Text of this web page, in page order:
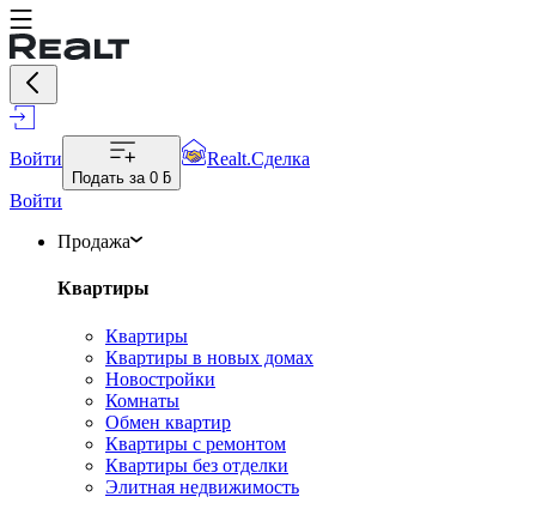
Войти
Подать за 0 ƃ
Realt.Сделка
Войти
Продажа
Квартиры
Квартиры
Квартиры в новых домах
Новостройки
Комнаты
Обмен квартир
Квартиры с ремонтом
Квартиры без отделки
Элитная недвижимость